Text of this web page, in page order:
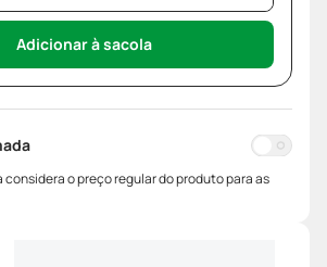
Adicionar à sacola
considera o preço regular do produto para as